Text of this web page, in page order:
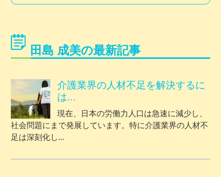
田島 成美の最新記事
介護業界の人材不足を解決するに
は...
現在、日本の労働力人口は急速に減少し、
社会問題にまで発展しています。特に介護業界の人材不
足は深刻化し...